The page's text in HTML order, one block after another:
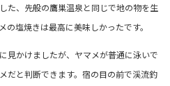
た、先般の鷹巣温泉と同じで地の物を生
塩焼きは最高に美味しかったです。
見かけましたが、ヤマメが普通に泳いで
だと判断できます。宿の目の前で渓流釣